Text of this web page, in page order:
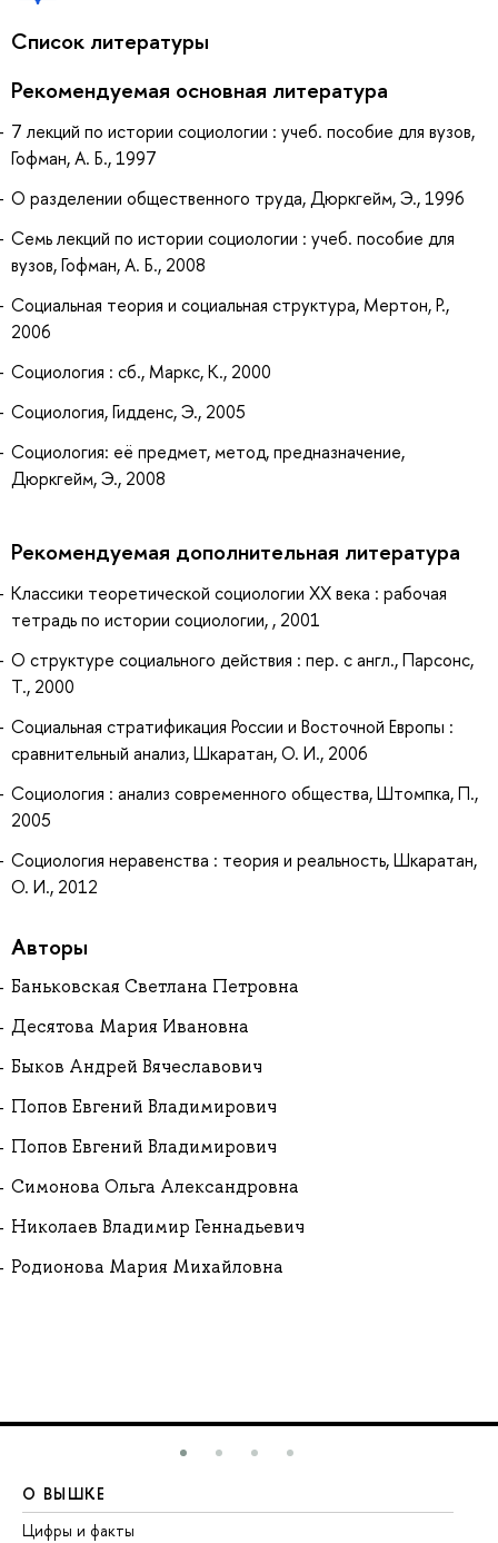
Список литературы
Рекомендуемая основная литература
7 лекций по истории социологии : учеб. пособие для вузов,
Гофман, А. Б., 1997
О разделении общественного труда, Дюркгейм, Э., 1996
Семь лекций по истории социологии : учеб. пособие для
вузов, Гофман, А. Б., 2008
Социальная теория и социальная структура, Мертон, Р.,
2006
Социология : сб., Маркс, К., 2000
Социология, Гидденс, Э., 2005
Социология: её предмет, метод, предназначение,
Дюркгейм, Э., 2008
Рекомендуемая дополнительная литература
Классики теоретической социологии ХХ века : рабочая
тетрадь по истории социологии, , 2001
О структуре социального действия : пер. с англ., Парсонс,
Т., 2000
Социальная стратификация России и Восточной Европы :
сравнительный анализ, Шкаратан, О. И., 2006
Социология : анализ современного общества, Штомпка, П.,
2005
Социология неравенства : теория и реальность, Шкаратан,
О. И., 2012
Авторы
Баньковская Светлана Петровна
Десятова Мария Ивановна
Быков Андрей Вячеславович
Попов Евгений Владимирович
Попов Евгений Владимирович
Симонова Ольга Александровна
Николаев Владимир Геннадьевич
Родионова Мария Михайловна
О ВЫШКЕ
Цифры и факты